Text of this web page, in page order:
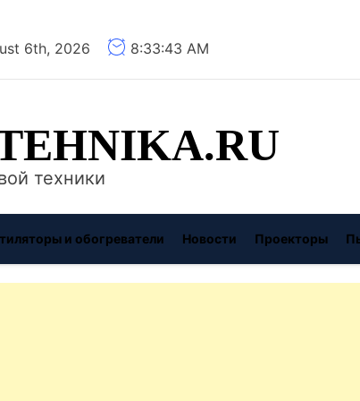
6th, 2026 8:33:44 AM
техники
и обогреватели Новости Проекторы